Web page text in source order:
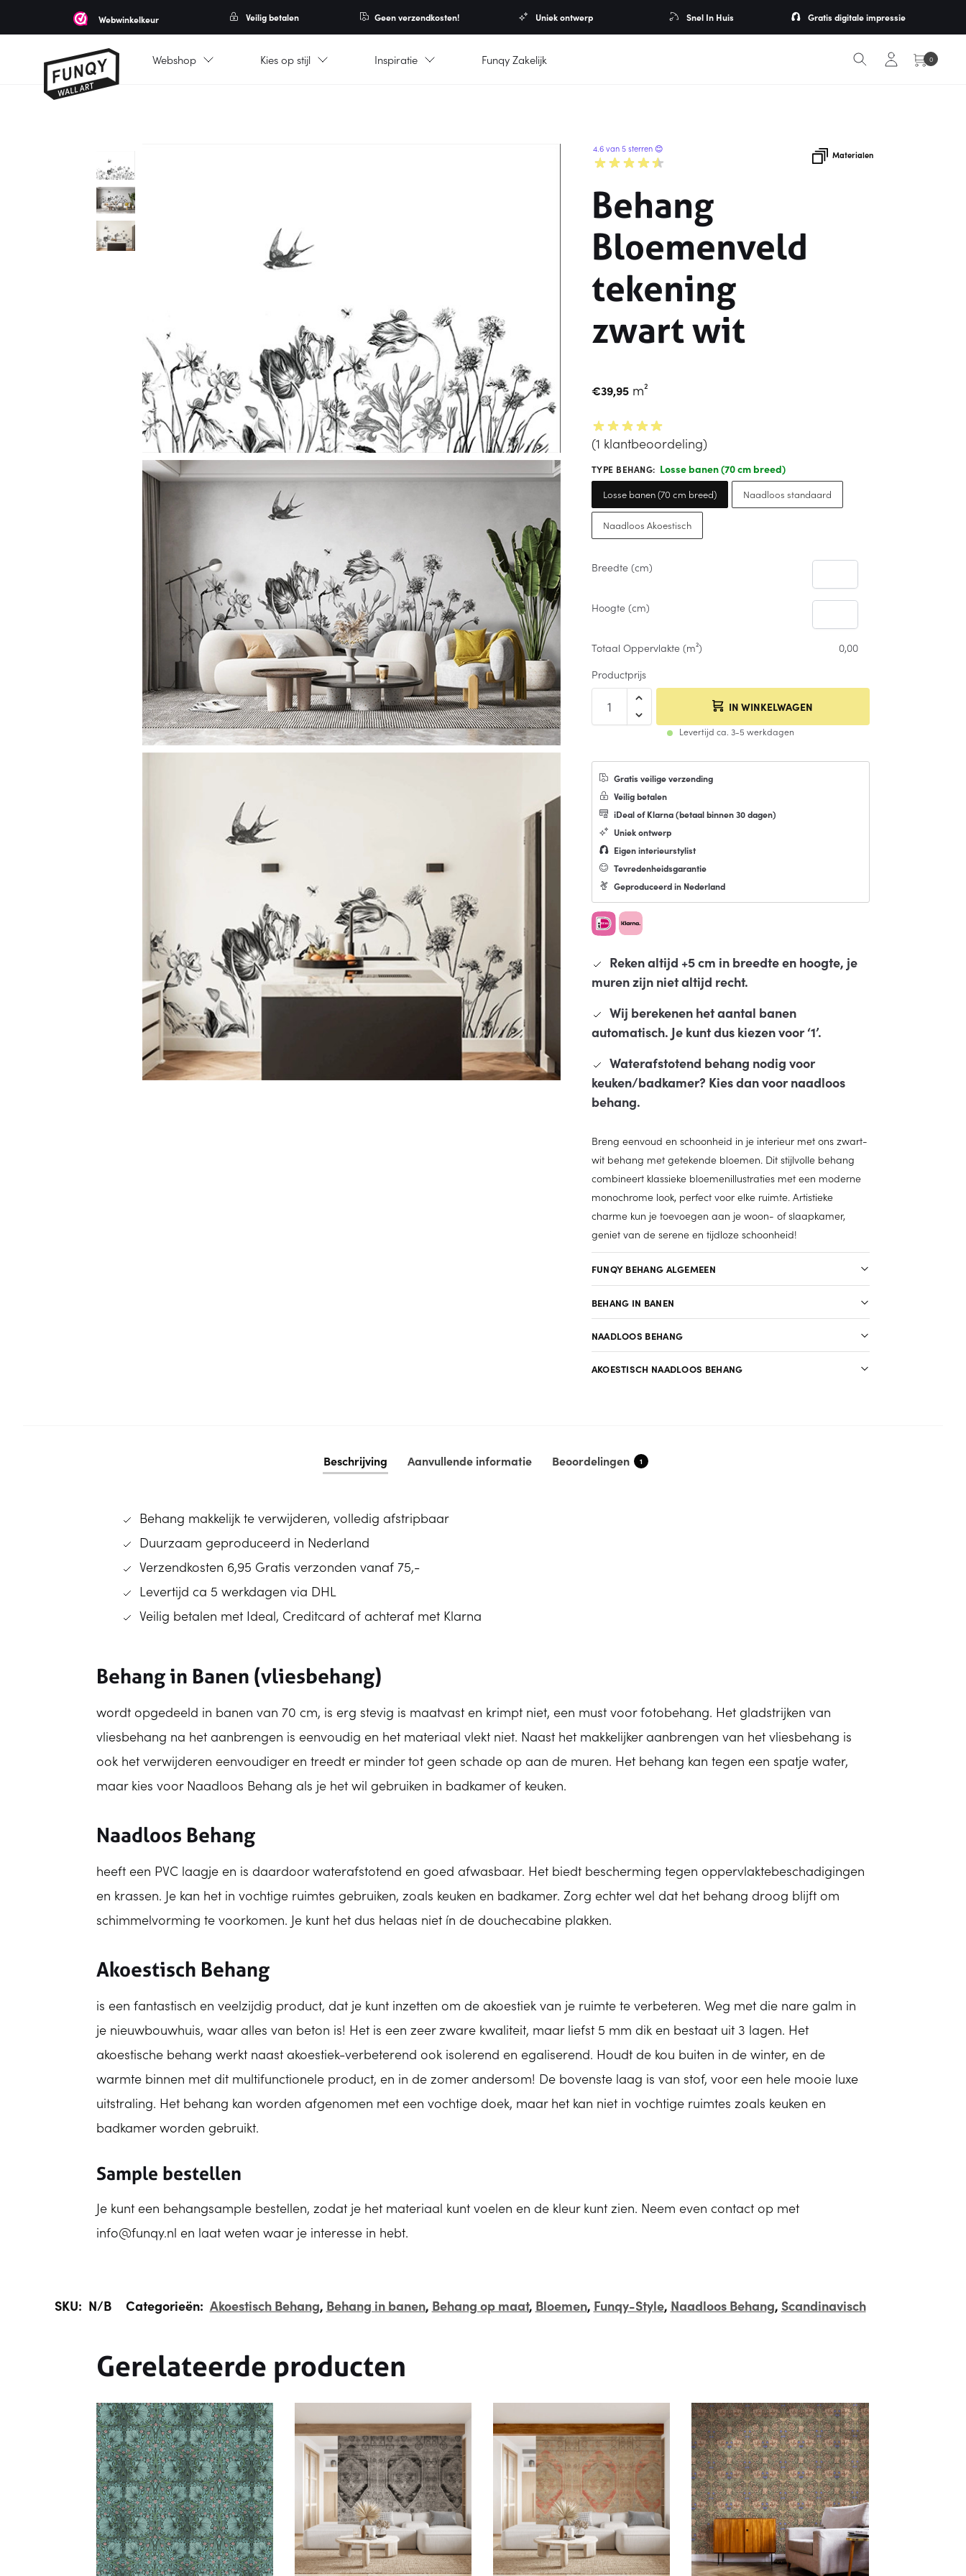
Webwinkelkeur Veilig betalen Geen verzendkosten! Uniek ontwerp Snel In Huis Gratis digitale impressie
Webshop Kies op stijl Inspiratie Funqy Zakelijk 0
4.6 van 5 sterren 😊
Behang
Bloemenveld
tekening
zwart wit
€39,95m²
(1 klantbeoordeling)
TYPE BEHANG: Losse banen (70 cm breed)
Losse banen (70 cm breed) Naadloos standaard
Naadloos Akoestisch
Breedte (cm)
Hoogte (cm)
Totaal Oppervlakte (m²)
0,00
Productprijs
IN WINKELWAGEN
Levertijd ca. 3-5 werkdagen
Gratis veilige verzending
Veilig betalen
iDeal of Klarna (betaal binnen 30 dagen)
Uniek ontwerp
Eigen interieurstylist
Tevredenheidsgarantie
Geproduceerd in Nederland
Reken altijd +5 cm in breedte en hoogte, je
muren zijn niet altijd recht.
Wij berekenen het aantal banen
automatisch. Je kunt dus kiezen voor ‘1’.
Waterafstotend behang nodig voor
keuken/badkamer? Kies dan voor naadloos
behang.
Breng eenvoud en schoonheid in je interieur met ons zwart-
wit behang met getekende bloemen. Dit stijlvolle behang
combineert klassieke bloemenillustraties met een moderne
monochrome look, perfect voor elke ruimte. Artistieke
charme kun je toevoegen aan je woon- of slaapkamer,
geniet van de serene en tijdloze schoonheid!
FUNQY BEHANG ALGEMEEN
BEHANG IN BANEN
NAADLOOS BEHANG
AKOESTISCH NAADLOOS BEHANG
Materialen
Beschrijving Aanvullende informatie Beoordelingen 1
Behang makkelijk te verwijderen, volledig afstripbaar
Duurzaam geproduceerd in Nederland
Verzendkosten 6,95 Gratis verzonden vanaf 75,-
Levertijd ca 5 werkdagen via DHL
Veilig betalen met Ideal, Creditcard of achteraf met Klarna
Behang in Banen (vliesbehang)
wordt opgedeeld in banen van 70 cm, is erg stevig is maatvast en krimpt niet, een must voor fotobehang. Het gladstrijken van
vliesbehang na het aanbrengen is eenvoudig en het materiaal vlekt niet. Naast het makkelijker aanbrengen van het vliesbehang is
ook het verwijderen eenvoudiger en treedt er minder tot geen schade op aan de muren. Het behang kan tegen een spatje water,
maar kies voor Naadloos Behang als je het wil gebruiken in badkamer of keuken.
Naadloos Behang
heeft een PVC laagje en is daardoor waterafstotend en goed afwasbaar. Het biedt bescherming tegen oppervlaktebeschadigingen
en krassen. Je kan het in vochtige ruimtes gebruiken, zoals keuken en badkamer. Zorg echter wel dat het behang droog blijft om
schimmelvorming te voorkomen. Je kunt het dus helaas niet ín de douchecabine plakken.
Akoestisch Behang
is een fantastisch en veelzijdig product, dat je kunt inzetten om de akoestiek van je ruimte te verbeteren. Weg met die nare galm in
je nieuwbouwhuis, waar alles van beton is! Het is een zeer zware kwaliteit, maar liefst 5 mm dik en bestaat uit 3 lagen. Het
akoestische behang werkt naast akoestiek-verbeterend ook isolerend en egaliserend. Houdt de kou buiten in de winter, en de
warmte binnen met dit multifunctionele product, en in de zomer andersom! De bovenste laag is van stof, voor een hele mooie luxe
uitstraling. Het behang kan worden afgenomen met een vochtige doek, maar het kan niet in vochtige ruimtes zoals keuken en
badkamer worden gebruikt.
Sample bestellen
Je kunt een behangsample bestellen, zodat je het materiaal kunt voelen en de kleur kunt zien. Neem even contact op met
info@funqy.nl en laat weten waar je interesse in hebt.
SKU: N/B Categorieën: Akoestisch Behang, Behang in banen, Behang op maat, Bloemen, Funqy-Style, Naadloos Behang, Scandinavisch
Gerelateerde producten